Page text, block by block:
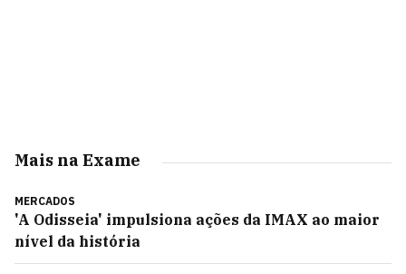
Mais na Exame
MERCADOS
'A Odisseia' impulsiona ações da IMAX ao maior
nível da história